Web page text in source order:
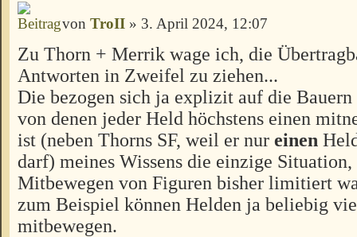
von TroII » 3. April 2024, 12:07
Zu Thorn + Merrik wage ich, die
Antworten in Zweifel zu ziehen...
Die bezogen sich ja explizit auf die Bauern
von denen jeder Held höchstens einen
ist (neben Thorns SF, weil er nur einen
darf) meines Wissens die einzige Situation,
Mitbewegen von Figuren bisher limitiert
zum Beispiel können Helden ja beliebig
mitbewegen.